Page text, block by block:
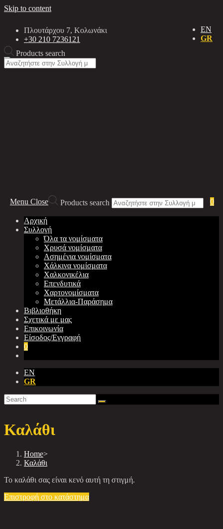
Skip to content
EN
GR
Πλουτάρχου 7, Κολωνάκι
+30 210 7236121
0
Menu Close Products search
Αρχική
Συλλογή
Όλα τα νομίσματα
Χρυσά νομίσματα
Ασημένια νομίσματα
Χάλκινα νομίσματα
Χαλκονικέλια
Επενδυτικά
Χαρτονομίσματα
Μετάλλια-Παράσημα
Βιβλιοθήκη
Σχετικά με μας
Επικοινωνία
Είσοδος/Εγγραφή
0
EN
GR
Καλάθι
Home>
Καλάθι
Το καλάθι σας είναι κενό αυτή τη στιγμή.
Επιστροφή στο κατάστημα
Products search